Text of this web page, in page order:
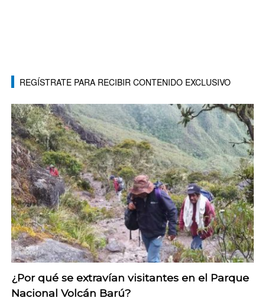
REGÍSTRATE PARA RECIBIR CONTENIDO EXCLUSIVO
¿Por qué se extravían visitantes en el Parque
Nacional Volcán Barú?